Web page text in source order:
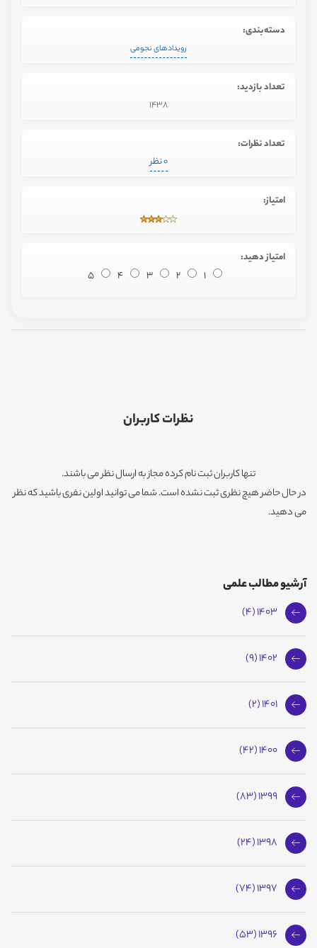
دسته‌بندی:
رویدادهای نجومی
تعداد بازدید:
1438
تعداد نظرات:
0 نظر
امتیاز:
امتیاز دهید:
1
2
3
4
5
نظرات کاربران
تنها کاربران ثبت نام کرده مجاز به ارسال نظر می باشند.
در حال حاضر هیچ نظری ثبت نشده است. شما می توانید اولین نفری باشید که نظر
می دهید.
آرشیو مطالب علمی
1403 (4)
1402 (9)
1401 (2)
1400 (42)
1399 (83)
1398 (24)
1397 (74)
1396 (53)